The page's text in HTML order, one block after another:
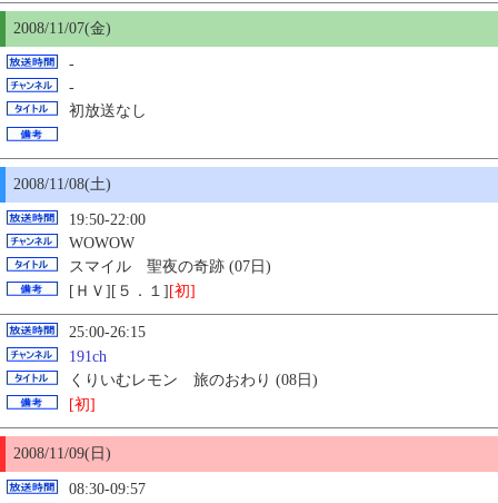
2008/11/07(金)
-
-
初放送なし
2008/11/08(土)
19:50-22:00
WOWOW
スマイル 聖夜の奇跡 (07日)
[ＨＶ][５．１] [初]
25:00-26:15
191ch
くりいむレモン 旅のおわり (08日)
[初]
2008/11/09(日)
08:30-09:57